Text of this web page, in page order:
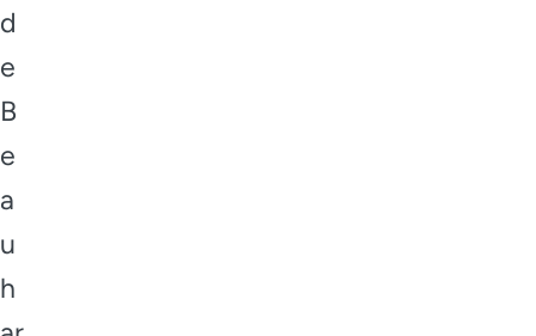
d
e
B
e
a
u
h